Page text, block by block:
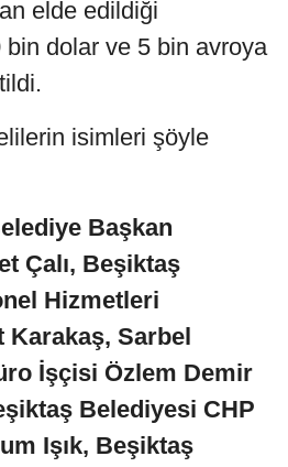
elde edildiği
dolar ve 5 bin avroya
isimleri şöyle
Başkan
Çalı, Beşiktaş
Hizmetleri
Sarbel
İşçisi Özlem Demir
Belediyesi CHP
Işık, Beşiktaş